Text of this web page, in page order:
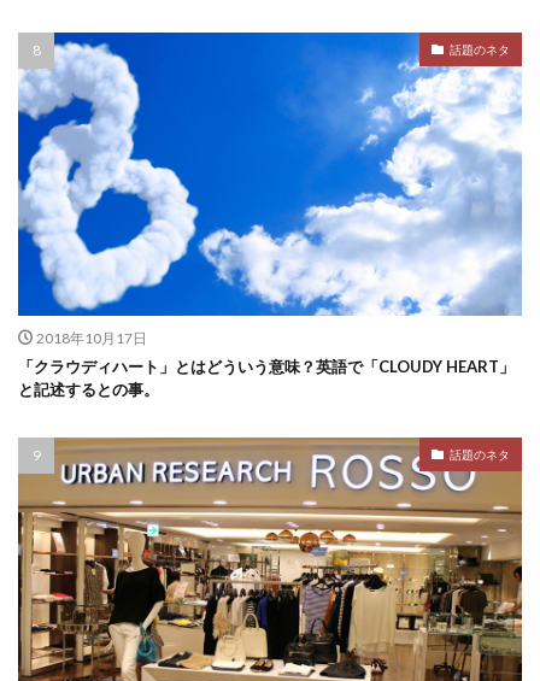
話題のネタ
2018年10月17日
「クラウディハート」とはどういう意味？英語で「CLOUDY HEART」
と記述するとの事。
話題のネタ